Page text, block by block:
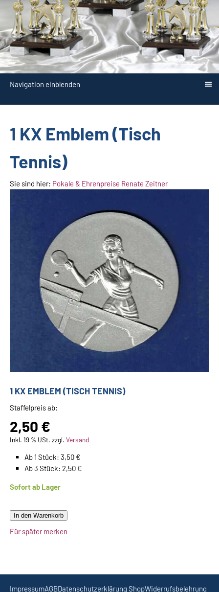
Navigation einblenden
1 KX Emblem (Tisch
Tennis)
Sie sind hier: Pokale & Ehrenpreise Renate Zeitner
1 KX EMBLEM (TISCH TENNIS)
Staffelpreis ab:
2,50 €
Inkl. 19 % USt. zzgl. Versand
Ab 1 Stück: 3,50 €
Ab 3 Stück: 2,50 €
Sofort ab Lager
In den Warenkorb
Für später merken
ImpressumAGBDatenschutzerklärung ShopWiderrufsbelehrung